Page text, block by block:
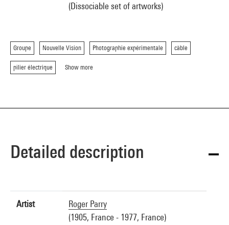
(Dissociable set of artworks)
Groupe Nouvelle Vision Photographie expérimentale câble
pilier électrique Show more
Detailed description
Artist
Roger Parry
(1905, France - 1977, France)